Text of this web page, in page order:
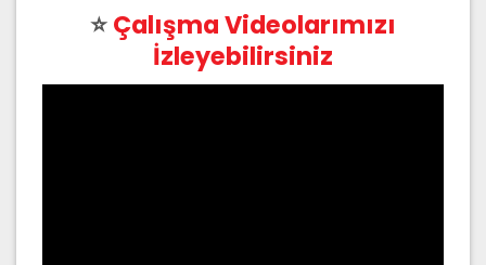
⭐Çalışma Videolarımızı
İzleyebilirsiniz